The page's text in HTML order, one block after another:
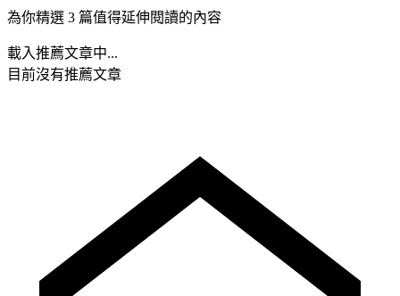
為你精選 3 篇值得延伸閱讀的內容
載入推薦文章中...
目前沒有推薦文章